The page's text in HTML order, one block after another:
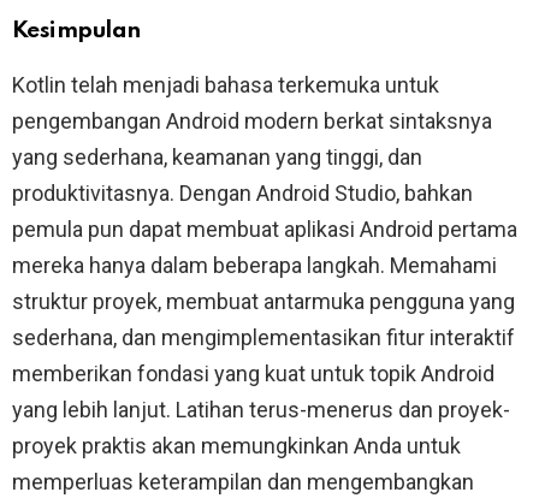
Kesimpulan
Kotlin telah menjadi bahasa terkemuka untuk
pengembangan Android modern berkat sintaksnya
yang sederhana, keamanan yang tinggi, dan
produktivitasnya. Dengan Android Studio, bahkan
pemula pun dapat membuat aplikasi Android pertama
mereka hanya dalam beberapa langkah. Memahami
struktur proyek, membuat antarmuka pengguna yang
sederhana, dan mengimplementasikan fitur interaktif
memberikan fondasi yang kuat untuk topik Android
yang lebih lanjut. Latihan terus-menerus dan proyek-
proyek praktis akan memungkinkan Anda untuk
memperluas keterampilan dan mengembangkan